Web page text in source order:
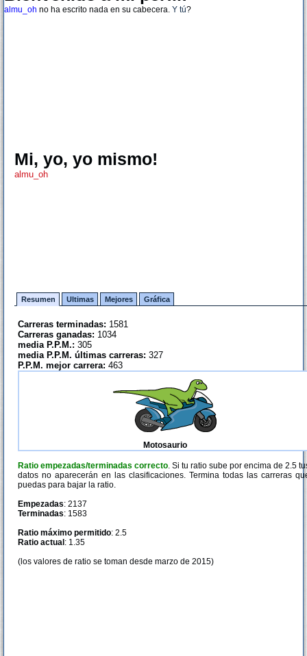
almu_oh no ha escrito nada en su cabecera. Y tú?
Mi, yo, yo mismo!
almu_oh
Resumen Ultimas Mejores Gráfica
Carreras terminadas: 1581
Carreras ganadas: 1034
media P.P.M.: 305
media P.P.M. últimas carreras: 327
P.P.M. mejor carrera: 463
Motosaurio
Ratio empezadas/terminadas correcto. Si tu ratio sube por encima de 2.5
datos no aparecerán en las clasificaciones. Termina todas las carreras
puedas para bajar la ratio.
Empezadas: 2137
Terminadas: 1583
Ratio máximo permitido: 2.5
Ratio actual : 1.35
(los valores de ratio se toman desde marzo de 2015)